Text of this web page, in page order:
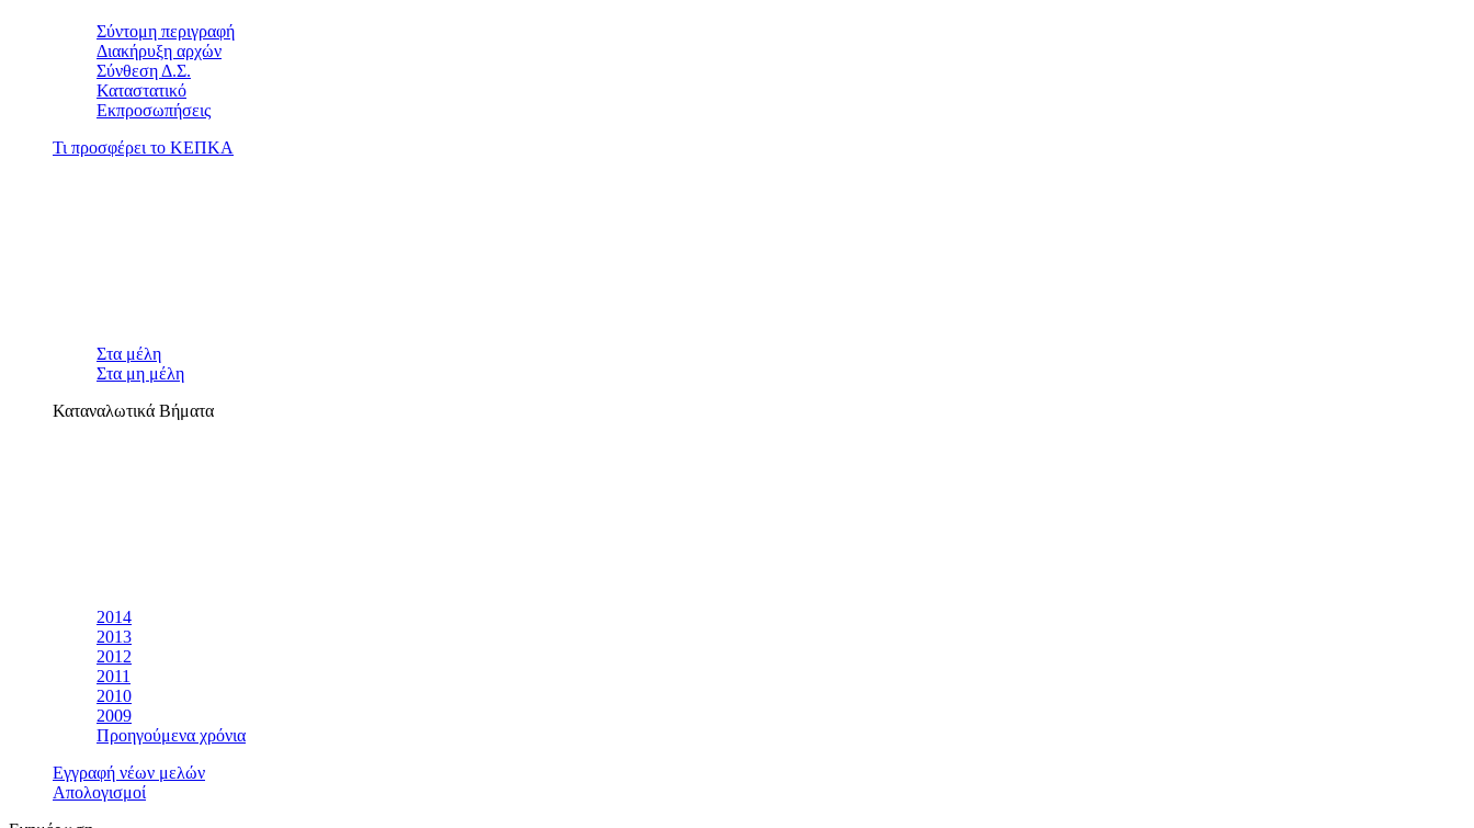
Σύντομη περιγραφή
Διακήρυξη αρχών
Σύνθεση Δ.Σ.
Καταστατικό
Εκπροσωπήσεις
Τι προσφέρει το ΚΕΠΚΑ
Στα μέλη
Στα μη μέλη
Καταναλωτικά Βήματα
2014
2013
2012
2011
2010
2009
Προηγούμενα χρόνια
Εγγραφή νέων μελών
Απολογισμοί